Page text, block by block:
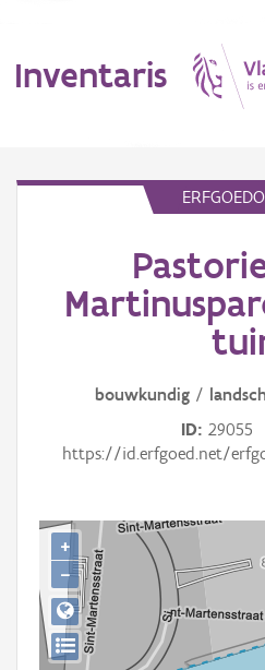
Inventaris
Aanduidingsobject
Gebeurtenis
Downloads
Hergebruik
Aanmelden
bouwkundig /
ID 29055
https://id.erfgoed.net/
+
−